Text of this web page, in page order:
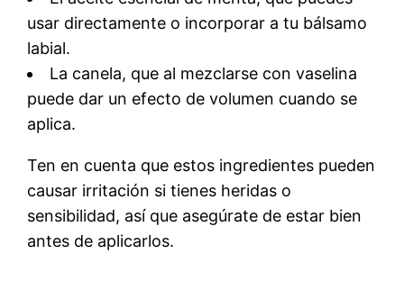
usar directamente o incorporar a tu bálsamo
labial.
La canela, que al mezclarse con vaselina
puede dar un efecto de volumen cuando se
aplica.
Ten en cuenta que estos ingredientes pueden
causar irritación si tienes heridas o
sensibilidad, así que asegúrate de estar bien
antes de aplicarlos.